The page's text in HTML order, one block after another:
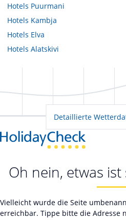
Hotels Puurmani
Hotels Kambja
Hotels Elva
Hotels Alatskivi
Detaillierte
Oh nein, etwas
Vielleicht wurde die Seite
erreichbar. Tippe bitte die Adresse